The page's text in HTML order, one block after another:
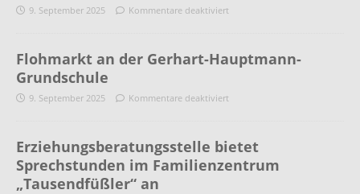
9. September 2025 Kommentare deaktiviert
Flohmarkt an der Gerhart-Hauptmann-
Grundschule
9. September 2025 Kommentare deaktiviert
Erziehungsberatungsstelle bietet
Sprechstunden im Familienzentrum
„Tausendfüßler“ an